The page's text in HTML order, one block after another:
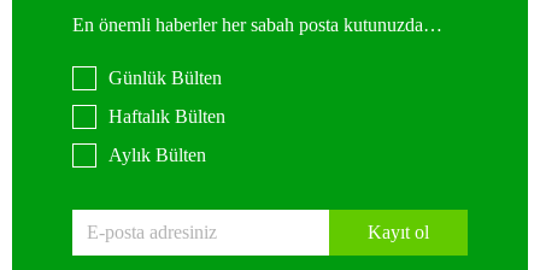
En önemli haberler her sabah posta kutunuzda…
Günlük Bülten
Haftalık Bülten
Aylık Bülten
Kayıt ol